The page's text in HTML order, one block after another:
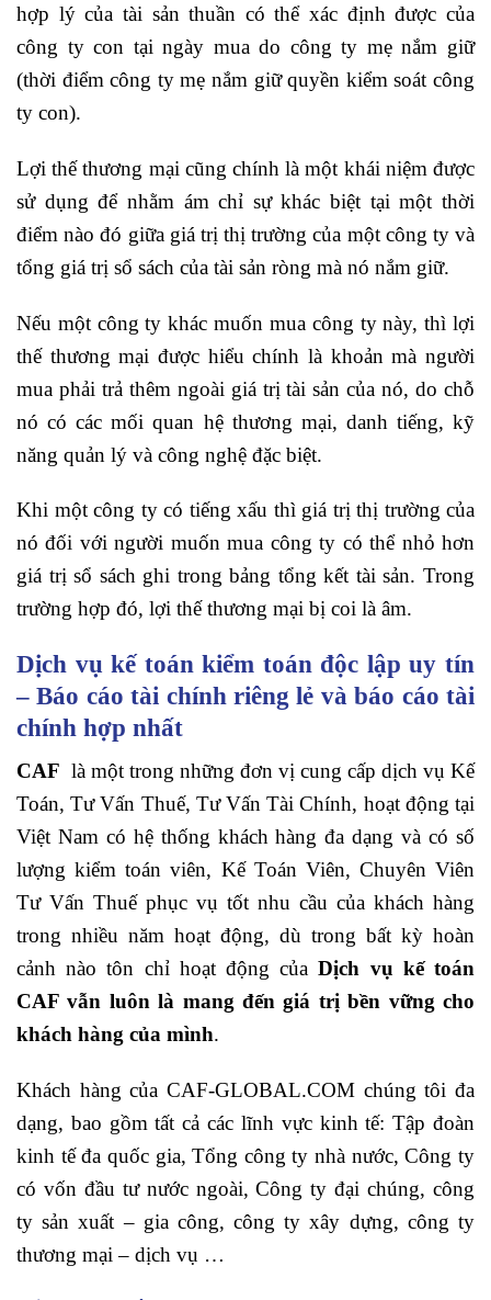
hợp lý của tài sản thuần có thể xác định được của
công ty con tại ngày mua do công ty mẹ nắm giữ
(thời điểm công ty mẹ nắm giữ quyền kiểm soát công
ty con).
Lợi thế thương mại cũng chính là một khái niệm được
sử dụng để nhằm ám chỉ sự khác biệt tại một thời
điểm nào đó giữa giá trị thị trường của một công ty và
tổng giá trị sổ sách của tài sản ròng mà nó nắm giữ.
Nếu một công ty khác muốn mua công ty này, thì lợi
thế thương mại được hiểu chính là khoản mà người
mua phải trả thêm ngoài giá trị tài sản của nó, do chỗ
nó có các mối quan hệ thương mại, danh tiếng, kỹ
năng quản lý và công nghệ đặc biệt.
Khi một công ty có tiếng xấu thì giá trị thị trường của
nó đối với người muốn mua công ty có thể nhỏ hơn
giá trị sổ sách ghi trong bảng tổng kết tài sản. Trong
trường hợp đó, lợi thế thương mại bị coi là âm.
Dịch vụ kế toán kiểm toán độc lập uy tín
– Báo cáo tài chính riêng lẻ và báo cáo tài
chính hợp nhất
CAF là một trong những đơn vị cung cấp dịch vụ Kế
Toán, Tư Vấn Thuế, Tư Vấn Tài Chính, hoạt động tại
Việt Nam có hệ thống khách hàng đa dạng và có số
lượng kiểm toán viên, Kế Toán Viên, Chuyên Viên
Tư Vấn Thuế phục vụ tốt nhu cầu của khách hàng
trong nhiều năm hoạt động, dù trong bất kỳ hoàn
cảnh nào tôn chỉ hoạt động củaDịch vụ kế toán
CAF vẫn luôn là mang đến giá trị bền vững cho
khách hàng của mình.
Khách hàng của CAF-GLOBAL.COM chúng tôi đa
dạng, bao gồm tất cả các lĩnh vực kinh tế: Tập đoàn
kinh tế đa quốc gia, Tổng công ty nhà nước, Công ty
có vốn đầu tư nước ngoài, Công ty đại chúng, công
ty sản xuất – gia công, công ty xây dựng, công ty
thương mại – dịch vụ …